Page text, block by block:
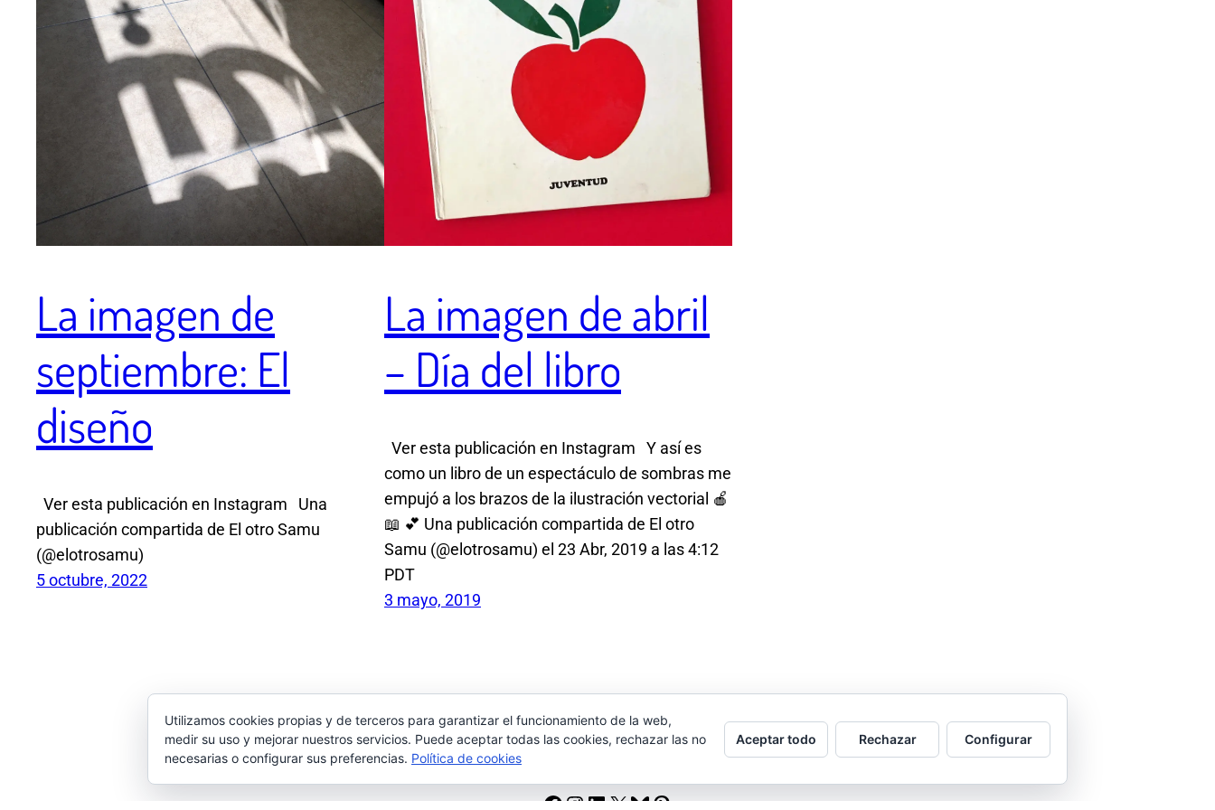
La imagen de
septiembre: El
diseño
Ver esta publicación en Instagram Una
publicación compartida de El otro Samu
(@elotrosamu)
5 octubre, 2022
La imagen de abril
– Día del libro
Ver esta publicación en Instagram Y así es
como un libro de un espectáculo de sombras me
empujó a los brazos de la ilustración vectorial 🍎
📖 💕 Una publicación compartida de El otro
Samu (@elotrosamu) el 23 Abr, 2019 a las 4:12
PDT
3 mayo, 2019
Facebook
Instagram
LinkedIn
X Bluesky
Pinterest
Utilizamos cookies propias y de terceros para garantizar el funcionamiento de la web,
medir su uso y mejorar nuestros servicios. Puede aceptar todas las cookies, rechazar las no
necesarias o configurar sus preferencias. Política de cookies
Aceptar todo Rechazar Configurar